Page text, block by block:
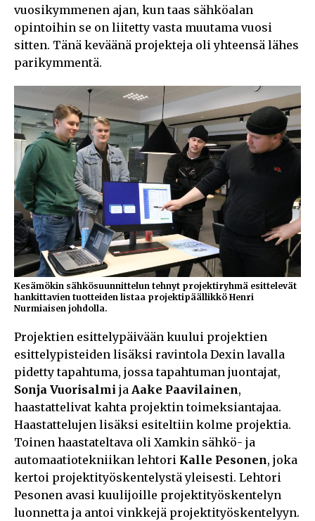
vuosikymmenen ajan, kun taas sähköalan
opintoihin se on liitetty vasta muutama vuosi
sitten. Tänä keväänä projekteja oli yhteensä lähes
parikymmentä.
Kesämökin sähkösuunnittelun tehnyt projektiryhmä esittelevät
hankittavien tuotteiden listaa projektipäällikkö Henri
Nurmiaisen johdolla.
Projektien esittelypäivään kuului projektien
esittelypisteiden lisäksi ravintola Dexin lavalla
pidetty tapahtuma, jossa tapahtuman juontajat,
Sonja Vuorisalmi ja Aake Paavilainen,
haastattelivat kahta projektin toimeksiantajaa.
Haastattelujen lisäksi esiteltiin kolme projektia.
Toinen haastateltava oli Xamkin sähkö- ja
automaatiotekniikan lehtori Kalle Pesonen, joka
kertoi projektityöskentelystä yleisesti. Lehtori
Pesonen avasi kuulijoille projektityöskentelyn
luonnetta ja antoi vinkkejä projektityöskentelyyn.